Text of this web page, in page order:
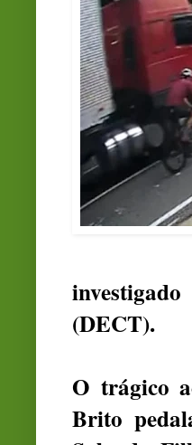
(DECT).
O trágico
Brito